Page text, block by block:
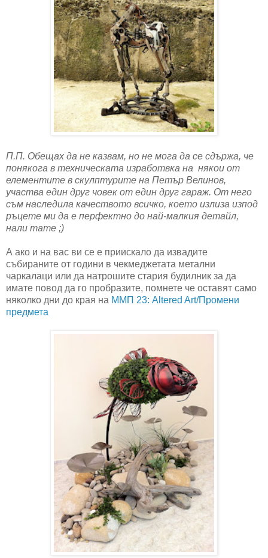
П.П. Обещах да не казвам, но не мога да се сдържа, че
понякога в техническата изработвка на някои от
елементите в скулптурите на Петър Велинов,
участва един друг човек от един друг гараж. От него
съм наследила качеството всичко, което излиза изпод
ръцете ми да е перфектно до най-малкия детайл,
нали тате ;)
А ако и на вас ви се е приискало да извадите
събираните от години в чекмеджетата метални
чаркалаци или да натрошите стария будилник за да
имате повод да го пробразите, помнете че оставят само
няколко дни до края на ММП 23: Altered Art/Промени
предмета